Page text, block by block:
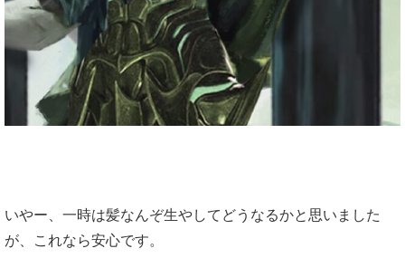
いやー、一時は髪なんぞ生やしてどうなるかと思いました
が、これなら安心です。